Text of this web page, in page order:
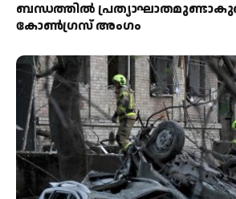
ബന്ധത്തിൽ
കോൺഗ്രസ് അംഗം